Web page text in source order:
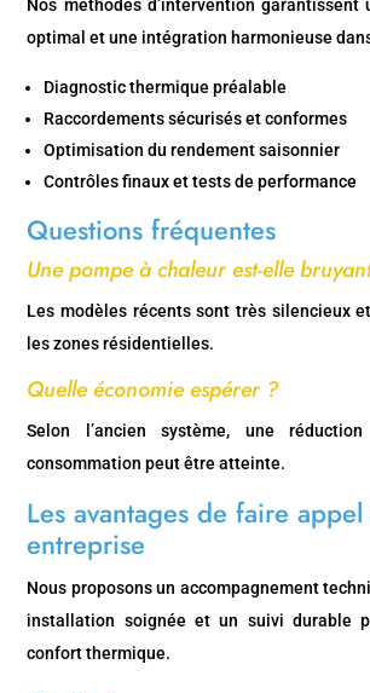
Nos méthodes d’intervention garantissent
optimal et une intégration harmonieuse
Diagnostic thermique préalable
Raccordements sécurisés et conformes
Optimisation du rendement saisonnier
Contrôles finaux et tests de performance
Questions fréquentes
Une pompe à chaleur est-elle
Les modèles récents sont très silencieux
les zones résidentielles.
Quelle économie espérer ?
Selon l’ancien système, une
consommation peut être atteinte.
Les avantages de faire
entreprise
Nous proposons un accompagnement
installation soignée et un suivi durable
confort thermique.